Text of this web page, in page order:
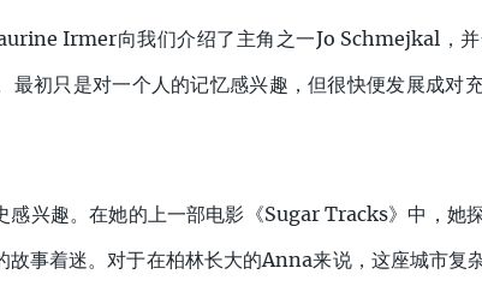
Irmer向我们介绍了主角之一Jo Schmejkal，并
最初只是对一个人的记忆感兴趣，但很快便发展成对
兴趣。在她的上一部电影《Sugar Tracks》中，她
故事着迷。对于在柏林长大的Anna来说，这座城市复